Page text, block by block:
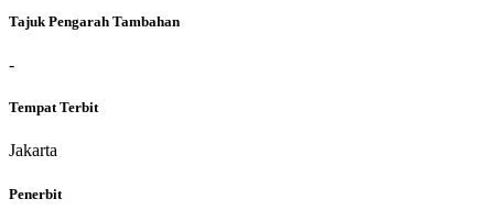
Tajuk Pengarah Tambahan
-
Tempat Terbit
Jakarta
Penerbit